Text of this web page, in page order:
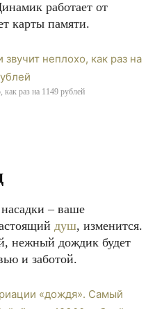
работает от
карты памяти.
как раз на 1149 рублей
– ваше
душ, изменится.
нежный дождик будет
и заботой.